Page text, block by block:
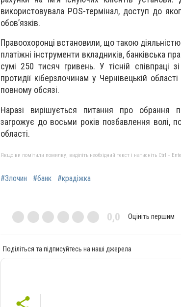
використовувала POS-термінал, доступ до
обов’язків.
Правоохоронці встановили, що такою
платіжні інструменти вкладників, банківська
сумі 250 тисяч гривень. У тісній співпраці
протидії кіберзлочинам у Чернівецькій
повному обсязі.
Наразі вирішується питання про обрання
загрожує до восьми років позбавлення волі,
області.
Якщо ви помітили помилку, виділіть необхідний текст і натисніть Ctrl +
#Злочин #банк #крадіжка
0,0 Оцініть першим
Поділіться та підписуйтесь на наші джерела